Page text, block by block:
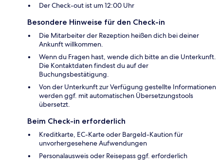
Der Check-out ist um 12:00 Uhr
Besondere Hinweise für den Check-in
Die Mitarbeiter der Rezeption heißen dich bei deiner
Ankunft willkommen.
Wenn du Fragen hast, wende dich bitte an die Unterkunft.
Die Kontaktdaten findest du auf der
Buchungsbestätigung.
Von der Unterkunft zur Verfügung gestellte Informationen
werden ggf. mit automatischen Übersetzungstools
übersetzt.
Beim Check-in erforderlich
Kreditkarte, EC-Karte oder Bargeld-Kaution für
unvorhergesehene Aufwendungen
Personalausweis oder Reisepass ggf. erforderlich